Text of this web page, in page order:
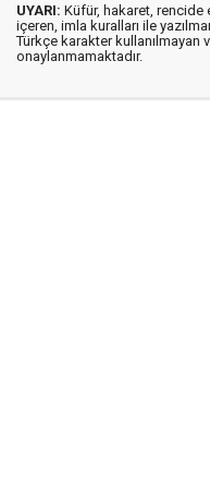
UYARI: Küfür, hakaret, rencide
içeren, imla kuralları ile
Türkçe karakter kullanılmayan
onaylanmamaktadır.